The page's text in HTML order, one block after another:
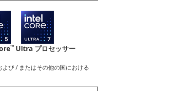
™Ultra プロセッサー
び / またはその他の国における